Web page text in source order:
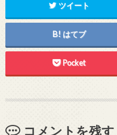
ツイート
はてブ
Pocket
コメントを残す